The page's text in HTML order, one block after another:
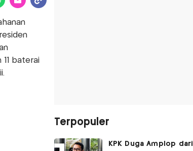
baterai
Terpopuler
KPK Duga Amplop dari